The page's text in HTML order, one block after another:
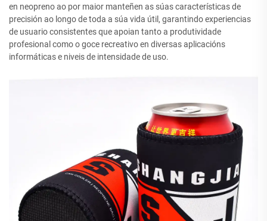
en neopreno ao por maior manteñen as súas características de
precisión ao longo de toda a súa vida útil, garantindo experiencias
de usuario consistentes que apoian tanto a produtividade
profesional como o goce recreativo en diversas aplicacións
informáticas e niveis de intensidade de uso.